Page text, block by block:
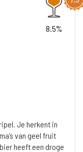
8.5%
Je herkent in
van geel fruit
heeft een droge